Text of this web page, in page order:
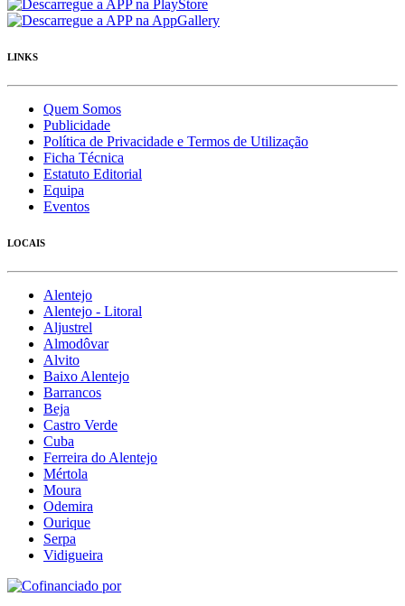
LINKS
Quem Somos
Publicidade
Política de Privacidade e Termos de Utilização
Ficha Técnica
Estatuto Editorial
Equipa
Eventos
LOCAIS
Alentejo
Alentejo - Litoral
Aljustrel
Almodôvar
Alvito
Baixo Alentejo
Barrancos
Beja
Castro Verde
Cuba
Ferreira do Alentejo
Mértola
Moura
Odemira
Ourique
Serpa
Vidigueira